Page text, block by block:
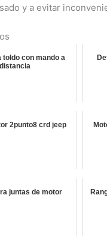
y a evitar
toldo con mando a
distancia
2punto8 crd jeep
juntas de motor